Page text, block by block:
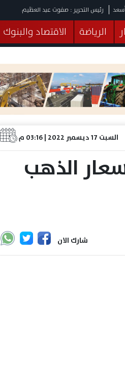
رئيس التحرير : صفوت عبد العظيم
الرياضة الاقتصاد والبنوك
صحة الثقافة خدمات
السبت 17 ديسمبر 2022 | 03:16 م
الذهب
شارك الان